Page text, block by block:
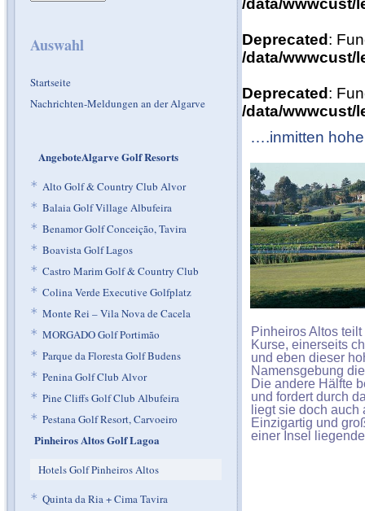
Auswahl
Startseite
Nachrichten-Meldungen an der Algarve
AngeboteAlgarve Golf Resorts
* Alto Golf & Country Club Alvor
* Balaia Golf Village Albufeira
* Benamor Golf Conceição, Tavira
* Boavista Golf Lagos
* Castro Marim Golf & Country Club
* Colina Verde Executive Golfplatz
* Monte Rei – Vila Nova de Cacela
* MORGADO Golf Portimão
* Parque da Floresta Golf Budens
* Penina Golf Club Alvor
* Pine Cliffs Golf Club Albufeira
* Pestana Golf Resort, Carvoeiro
Pinheiros Altos Golf Lagoa
Hotels Golf Pinheiros Altos
* Quinta da Ria + Cima Tavira
/data/wwwcust/
Deprecated :
/data/wwwcust/
Deprecated :
/data/wwwcust/
….inmitten
Pinheiros Altos
Kurse, einerseits
und eben dieser
Namensgebung
Die andere Hälfte
und fordert durch
liegt sie doch
Einzigartig und
einer Insel